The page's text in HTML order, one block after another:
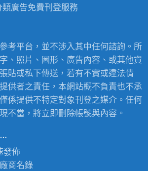
廣告免費刊登服務
考平台，並不涉入其中任何諮詢。所
、照片、圖形、廣告內容、或其他資
貼或私下傳送，若有不實或違法情
供者之責任，本網站概不負責也不承
係提供不特定對象刊登之媒介。任何
不當，將立即刪除帳號與內容。
發佈
商名錄